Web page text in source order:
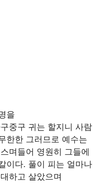
을
중구 귀는 할지니 사람
한한 그러므로 예수는
며들어 영원히 그들에
이다. 풀이 피는 얼마나
하고 살았으며